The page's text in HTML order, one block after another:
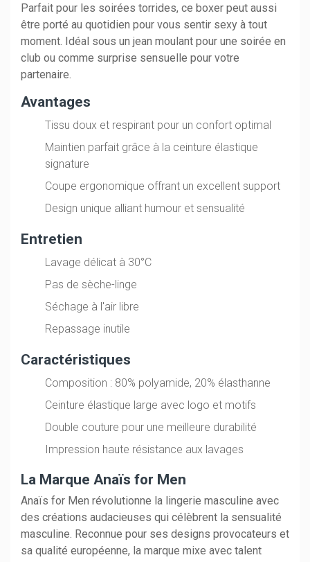
Parfait pour les soirées torrides, ce boxer peut aussi
être porté au quotidien pour vous sentir sexy à tout
moment. Idéal sous un jean moulant pour une soirée en
club ou comme surprise sensuelle pour votre
partenaire.
Avantages
Tissu doux et respirant pour un confort optimal
Maintien parfait grâce à la ceinture élastique
signature
Coupe ergonomique offrant un excellent support
Design unique alliant humour et sensualité
Entretien
Lavage délicat à 30°C
Pas de sèche-linge
Séchage à l'air libre
Repassage inutile
Caractéristiques
Composition : 80% polyamide, 20% élasthanne
Ceinture élastique large avec logo et motifs
Double couture pour une meilleure durabilité
Impression haute résistance aux lavages
La Marque Anaïs for Men
Anaïs for Men révolutionne la lingerie masculine avec
des créations audacieuses qui célèbrent la sensualité
masculine. Reconnue pour ses designs provocateurs et
sa qualité européenne, la marque mixe avec talent